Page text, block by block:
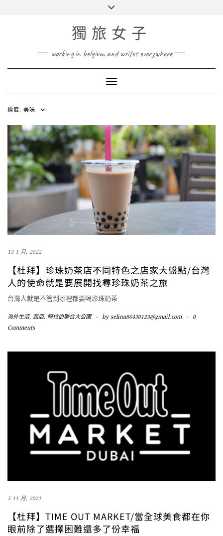
獨旅女子
working in belgium and writes everywhere
Toggle Navigation
標籤: 美味
13 1 月, 2022
【杜拜】珍珠奶茶店不同特色之店家大盤點/台灣
人的使命就是要展開找尋珍珠奶茶之旅
台灣人就是不管到哪裡都要喝珍珠奶茶
海外生活, 西亞, 阿拉伯聯合大公國 - byselina86430123@gmail.com -
0
Comments
3 11 月, 2021
【杜拜】TIME OUT MARKET/當全球美食都在你
眼前除了選擇困難還多了份幸福